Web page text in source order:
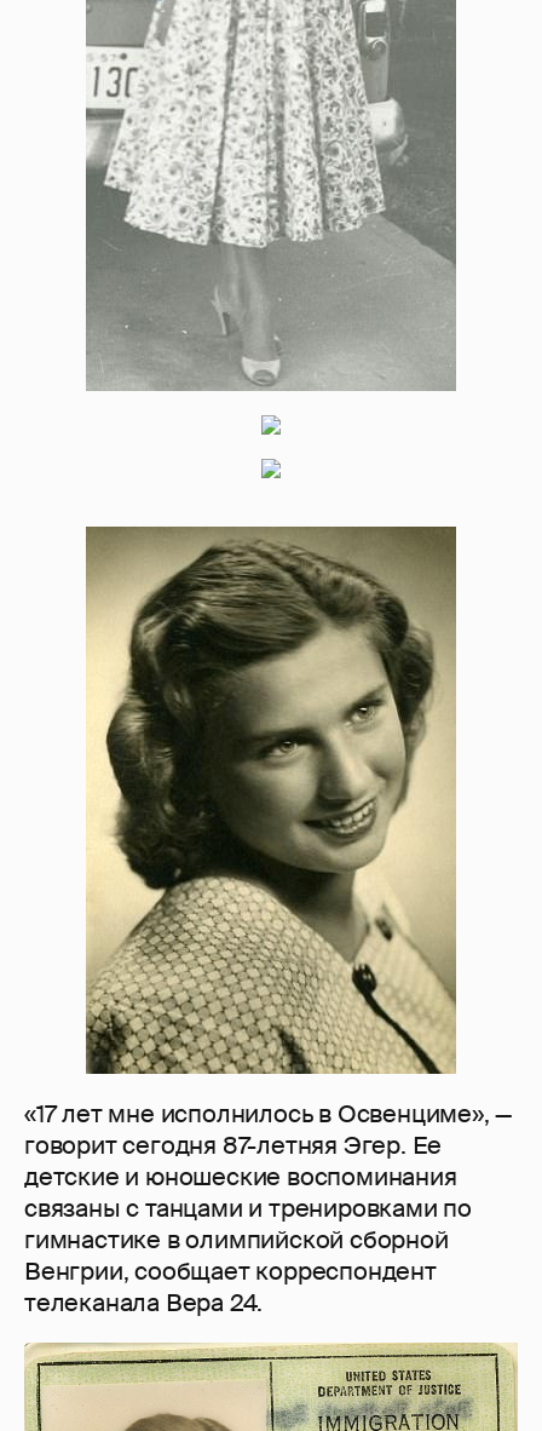
«17 лет мне исполнилось в Освенциме», —
говорит сегодня 87-летняя Эгер. Ее
детские и юношеские воспоминания
связаны с танцами и тренировками по
гимнастике в олимпийской сборной
Венгрии, сообщает корреспондент
телеканала Вера 24.